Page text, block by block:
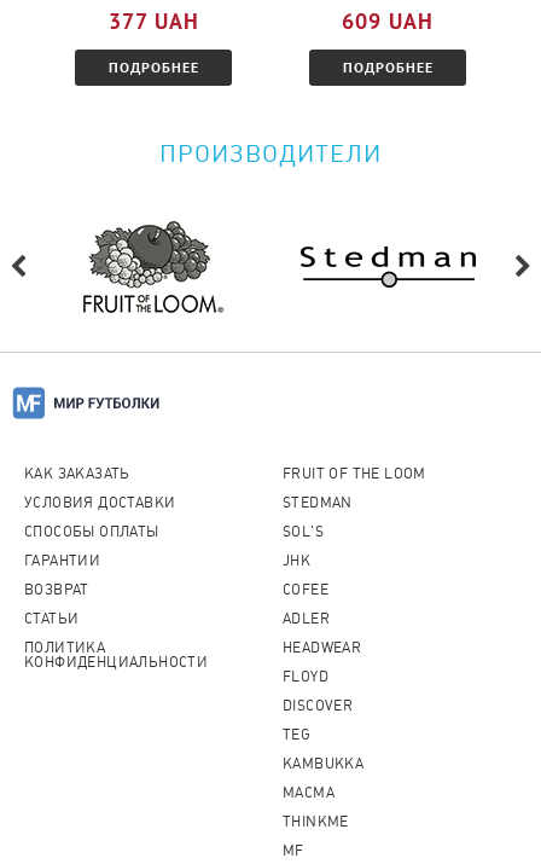
377 UAH
ПОДРОБНЕЕ
609 UAH
ПОДРОБНЕЕ
ПРОИЗВОДИТЕЛИ
КАК ЗАКАЗАТЬ
УСЛОВИЯ ДОСТАВКИ
СПОСОБЫ ОПЛАТЫ
ГАРАНТИИ
ВОЗВРАТ
СТАТЬИ
ПОЛИТИКА
КОНФИДЕНЦИАЛЬНОСТИ
FRUIT OF THE LOOM
STEDMAN
SOL'S
JHK
COFEE
ADLER
HEADWEAR
FLOYD
DISCOVER
TEG
KAMBUKKA
MACMA
THINKME
MF